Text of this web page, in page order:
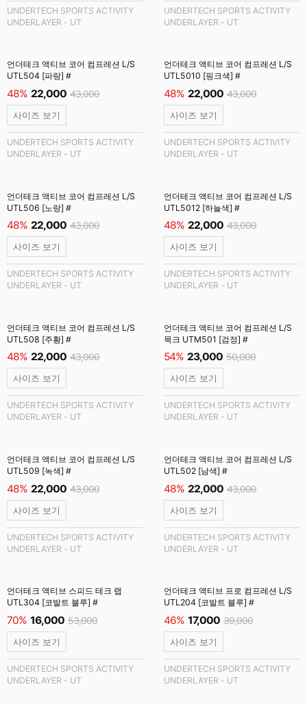
UNDERTECH SPORTS ACTIVITY
UNDERLAYER - UT
UNDERTECH SPORTS ACTIVITY
UNDERLAYER - UT
언더테크 액티브 코어 컴프레션 L/S
UTL504 [파랑] #
48% 22,000 43,000
사이즈 보기
UNDERTECH SPORTS ACTIVITY
UNDERLAYER - UT
언더테크 액티브 코어 컴프레션 L/S
UTL5010 [핑크색] #
48% 22,000 43,000
사이즈 보기
UNDERTECH SPORTS ACTIVITY
UNDERLAYER - UT
언더테크 액티브 코어 컴프레션 L/S
UTL506 [노랑] #
48% 22,000 43,000
사이즈 보기
UNDERTECH SPORTS ACTIVITY
UNDERLAYER - UT
언더테크 액티브 코어 컴프레션 L/S
UTL5012 [하늘색] #
48% 22,000 43,000
사이즈 보기
UNDERTECH SPORTS ACTIVITY
UNDERLAYER - UT
언더테크 액티브 코어 컴프레션 L/S
UTL508 [주황] #
48% 22,000 43,000
사이즈 보기
UNDERTECH SPORTS ACTIVITY
UNDERLAYER - UT
언더테크 액티브 코어 컴프레션 L/S
목크 UTM501 [검정] #
54% 23,000 50,000
사이즈 보기
UNDERTECH SPORTS ACTIVITY
UNDERLAYER - UT
언더테크 액티브 코어 컴프레션 L/S
UTL509 [녹색] #
48% 22,000 43,000
사이즈 보기
UNDERTECH SPORTS ACTIVITY
UNDERLAYER - UT
언더테크 액티브 코어 컴프레션 L/S
UTL502 [남색] #
48% 22,000 43,000
사이즈 보기
UNDERTECH SPORTS ACTIVITY
UNDERLAYER - UT
언더테크 액티브 스피드 테크 랩
UTL304 [코발트 블루] #
70% 16,000 53,000
사이즈 보기
UNDERTECH SPORTS ACTIVITY
UNDERLAYER - UT
언더테크 액티브 프로 컴프레션 L/S
UTL204 [코발트 블루] #
46% 17,000 39,000
사이즈 보기
UNDERTECH SPORTS ACTIVITY
UNDERLAYER - UT